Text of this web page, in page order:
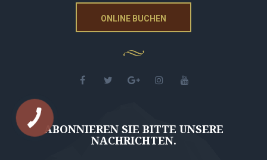
ONLINE BUCHEN
ABONNIEREN SIE BITTE UNSERE
NACHRICHTEN.